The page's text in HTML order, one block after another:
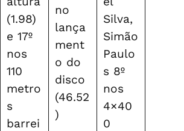
(1.98)
e 17º
nos
110
metro
s
barrei
no
lança
ment
o do
disco
(46.52
)
Silva,
Simão
Paulo
s 8º
nos
4×40
0